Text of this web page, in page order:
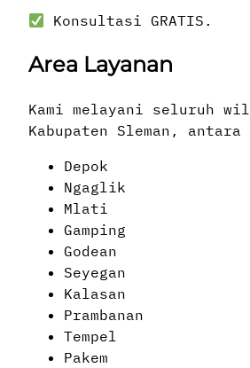
Konsultasi GRATIS.
Area Layanan
Kami melayani seluruh
Kabupaten Sleman,
Depok
Ngaglik
Mlati
Gamping
Godean
Seyegan
Kalasan
Prambanan
Tempel
Pakem